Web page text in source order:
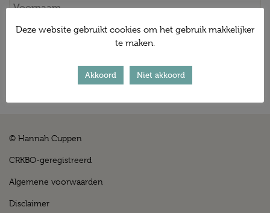
Verstuur
© Hannah Cuppen
CRKBO-geregistreerd
Algemene voorwaarden
Disclaimer
Deze website gebruikt cookies om het gebruik makkelijker
te maken.
Akkoord Niet akkoord